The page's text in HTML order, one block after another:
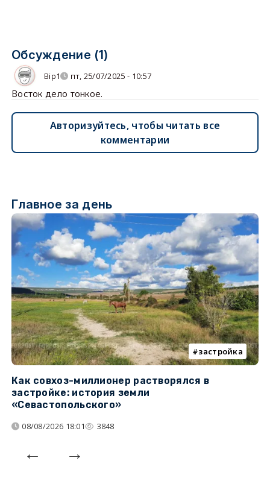
Обсуждение (1)
Bip1 пт, 25/07/2025 - 10:57
Восток дело тонкое.
Авторизуйтесь, чтобы читать все
комментарии
Главное за день
застройка
Как совхоз-миллионер растворялся в
застройке: история земли
«Севастопольского»
08/08/2026 18:01 3848